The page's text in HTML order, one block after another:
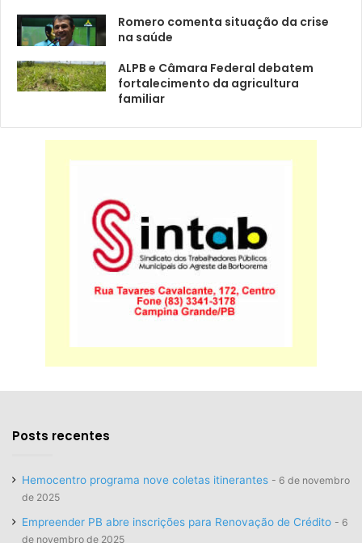
Romero comenta situação da crise
na saúde
ALPB e Câmara Federal debatem
fortalecimento da agricultura
familiar
Posts recentes
Hemocentro programa nove coletas itinerantes
6 de novembro
de 2025
Empreender PB abre inscrições para Renovação de Crédito
6
de novembro de 2025